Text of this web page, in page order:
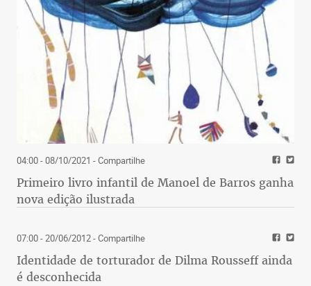
04:00 - 08/10/2021 - Compartilhe
Primeiro livro infantil de Manoel de Barros ganha
nova edição ilustrada
07:00 - 20/06/2012- Compartilhe
Identidade de torturador de Dilma Rousseff ainda
é desconhecida